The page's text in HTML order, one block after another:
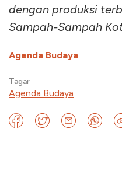
dengan produksi
Sampah-Sampah
Agenda Budaya
Tagar
Agenda Budaya